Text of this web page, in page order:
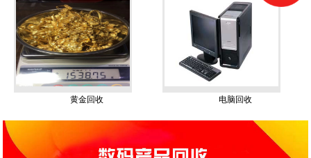
黄金回收 电脑回收